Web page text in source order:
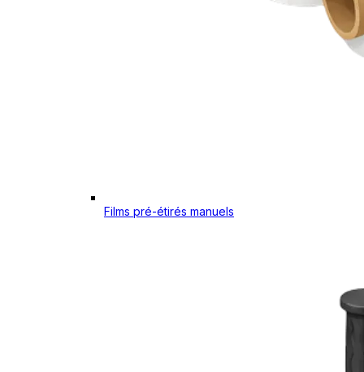
Films pré-étirés manuels